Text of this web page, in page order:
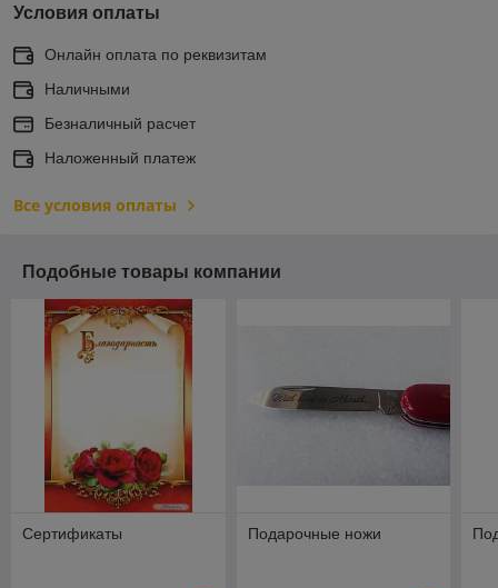
Условия оплаты
Онлайн оплата по реквизитам
Наличными
Безналичный расчет
Наложенный платеж
Все условия оплаты
Подобные товары компании
Сертификаты Подарочные ножи